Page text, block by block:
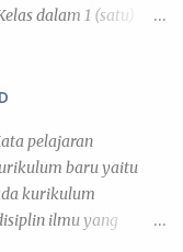
dalam 1 (satu)
ini daftar
7 C 7 D 7 E 7 F 7 G 7
S.Pd. No
L 2 ADITYA JOVAN
RIZDIATHA
pelajaran
baru yaitu
kurikulum
ilmu yang